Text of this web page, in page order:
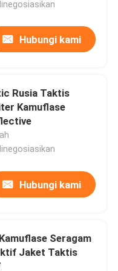
Anda
Hubungi kami
Rusia Taktis
Kamuflase
Hubungi kami
Seragam
Jaket Taktis